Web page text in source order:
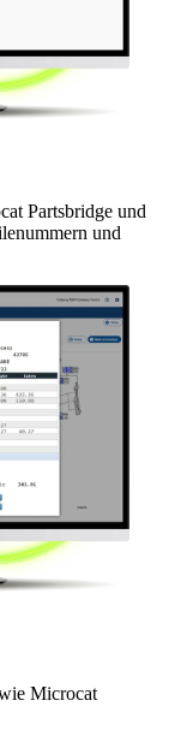
Partsbridge und
und
Microcat